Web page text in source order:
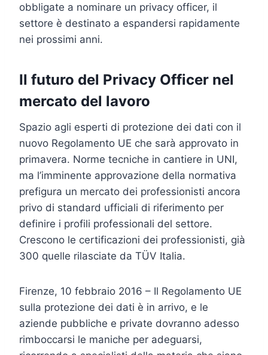
obbligate a nominare un privacy officer, il
settore è destinato a espandersi rapidamente
nei prossimi anni.
Il futuro del Privacy Officer nel
mercato del lavoro
Spazio agli esperti di protezione dei dati con il
nuovo Regolamento UE che sarà approvato in
primavera. Norme tecniche in cantiere in UNI,
ma l’imminente approvazione della normativa
prefigura un mercato dei professionisti ancora
privo di standard ufficiali di riferimento per
definire i profili professionali del settore.
Crescono le certificazioni dei professionisti, già
300 quelle rilasciate da TÜV Italia.
Firenze, 10 febbraio 2016 – Il Regolamento UE
sulla protezione dei dati è in arrivo, e le
aziende pubbliche e private dovranno adesso
rimboccarsi le maniche per adeguarsi,